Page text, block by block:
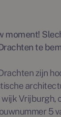
moment!
te
zijn
Vrijburgh,
5